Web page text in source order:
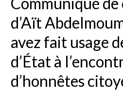
d’Aït
avez fait usage
d’État à
d’honnêtes